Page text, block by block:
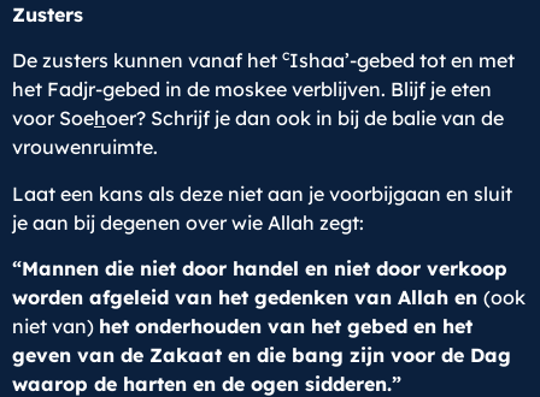
Zusters
De zusters kunnen vanaf het cIshaa’-gebed tot en met
het Fadjr-gebed in de moskee verblijven. Blijf je eten
voor Soehoer? Schrijf je dan ook in bij de balie van de
vrouwenruimte.
Laat een kans als deze niet aan je voorbijgaan en sluit
je aan bij degenen over wie Allah zegt:
“Mannen die niet door handel en niet door verkoop
worden afgeleid van het gedenken van Allah en (ook
niet van) het onderhouden van het gebed en het
geven van de Zakaat en die bang zijn voor de Dag
waarop de harten en de ogen sidderen.”